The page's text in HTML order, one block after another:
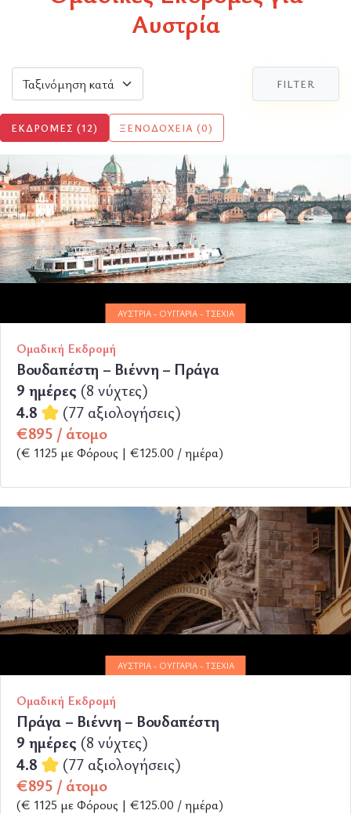
Αυστρία
FILTER
ΕΚΔΡΟΜΈΣ (12) ΞΕΝΟΔΟΧΕΊΑ (0)
ΑΥΣΤΡΊΑ - ΟΥΓΓΑΡΊΑ - ΤΣΕΧΊΑ
Ομαδική Εκδρομή
Βουδαπέστη – Βιέννη – Πράγα
9 ημέρες (8 νύχτες)
4.8
(77 αξιολογήσεις)
€895 / άτομο
(€ 1125 με Φόρους | €125.00 / ημέρα)
ΠΕΡΙΣΣΟΤΕΡΑ
ΑΥΣΤΡΊΑ - ΟΥΓΓΑΡΊΑ - ΤΣΕΧΊΑ
Ομαδική Εκδρομή
Πράγα – Βιέννη – Βουδαπέστη
9 ημέρες (8 νύχτες)
4.8
(77 αξιολογήσεις)
€895 / άτομο
(€ 1125 με Φόρους | €125.00 / ημέρα)